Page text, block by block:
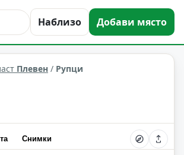
Наблизо Добави място
Плевен
Плевен / Рупци
Снимки